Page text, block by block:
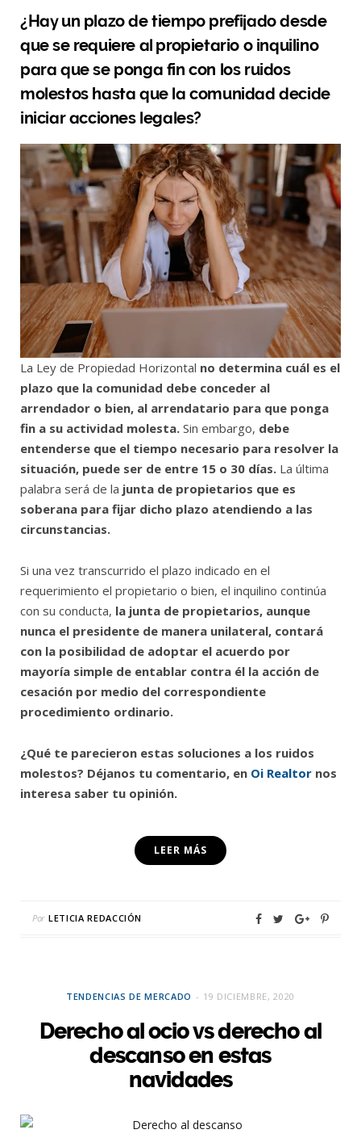
¿Hay un plazo de tiempo prefijado desde
que se requiere al propietario o inquilino
para que se ponga fin con los ruidos
molestos hasta que la comunidad decide
iniciar acciones legales?
La Ley de Propiedad Horizontal no determina cuál es el
plazo que la comunidad debe conceder al
arrendador o bien, al arrendatario para que ponga
fin a su actividad molesta. Sin embargo, debe
entenderse que el tiempo necesario para resolver la
situación, puede ser de entre 15 o 30 días. La última
palabra será de la junta de propietarios que es
soberana para fijar dicho plazo atendiendo a las
circunstancias.
Si una vez transcurrido el plazo indicado en el
requerimiento el propietario o bien, el inquilino continúa
con su conducta, la junta de propietarios, aunque
nunca el presidente de manera unilateral, contará
con la posibilidad de adoptar el acuerdo por
mayoría simple de entablar contra él la acción de
cesación por medio del correspondiente
procedimiento ordinario.
¿Qué te parecieron estas soluciones a los ruidos
molestos? Déjanos tu comentario, en Oi Realtor nos
interesa saber tu opinión.
LEER MÁS
Por LETICIA REDACCIÓN
TENDENCIAS DE MERCADO 19 DICIEMBRE, 2020
Derecho al ocio vs derecho al
descanso en estas
navidades